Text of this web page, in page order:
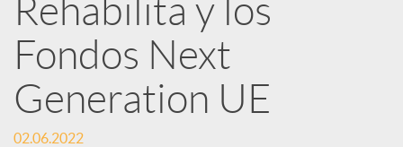
S
o
Rehabilita y los
Fondos Next
Generation UE
02.06.2022